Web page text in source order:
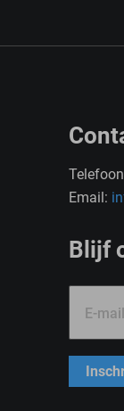
Email:
Blijf
E-